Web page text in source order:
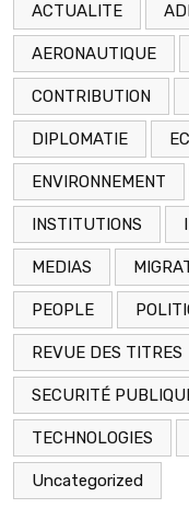
ACTUALITE
AERONAUTIQUE
CONTRIBUTION
DIPLOMATIE
ENVIRONNEMENT
INSTITUTIONS
MEDIAS
PEOPLE
REVUE DES TITRES
SECURITÉ
TECHNOLOGIES
Uncategorized